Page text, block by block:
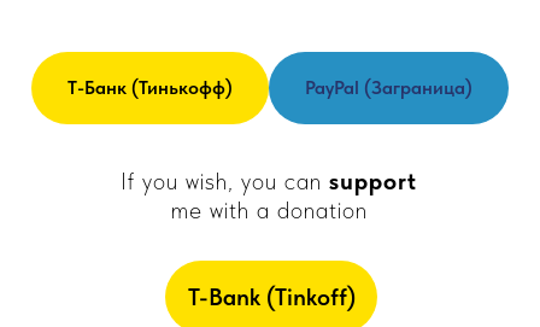
Т-Банк (Тинькофф) PayPal (заграница)
If you wish, you can support
me with a donation
T-Bank (Tinkoff)